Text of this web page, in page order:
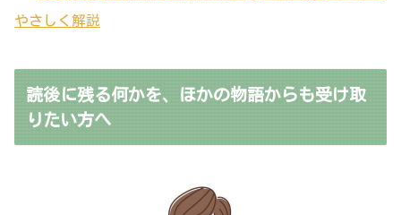
やさしく解説
読後に残る何かを、ほかの物語からも受け取
りたい方へ